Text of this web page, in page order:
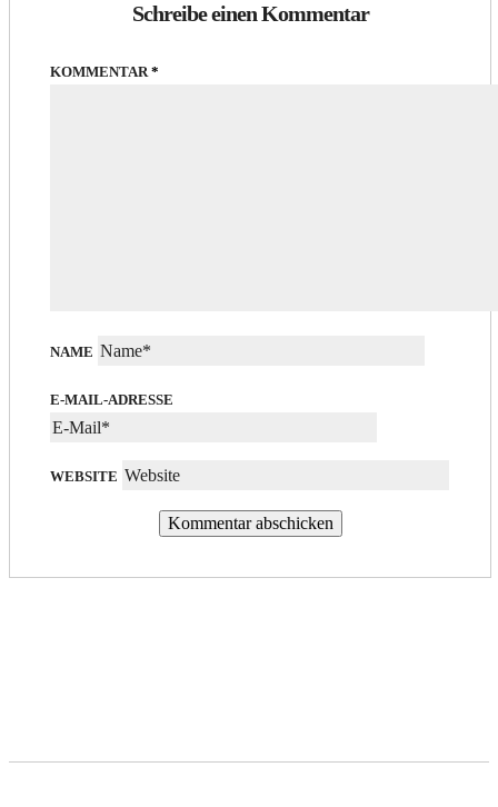
Schreibe einen Kommentar
KOMMENTAR*
NAME
E-MAIL-ADRESSE
WEBSITE